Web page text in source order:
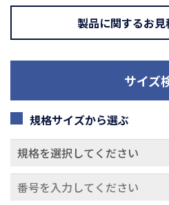
製品に関するお
サイズ
規格サイズから選ぶ